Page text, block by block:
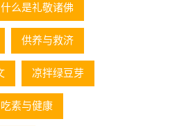
什么是礼敬诸佛
供养与救济
凉拌绿豆芽
吃素与健康